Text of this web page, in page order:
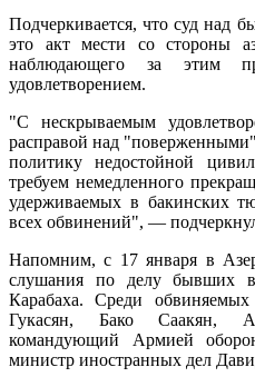
Подчеркивается, что суд над
это акт мести со стороны
наблюдающего за этим
удовлетворением.
"С нескрываемым
расправой над
политику недостойной
требуем немедленного
удерживаемых в бакинских
всех обвинений", —
Напомним, с 17 января в
слушания по делу бывших
Карабаха. Среди
Гукасян, Бако Саакян,
командующий Армией
министр иностранных дел